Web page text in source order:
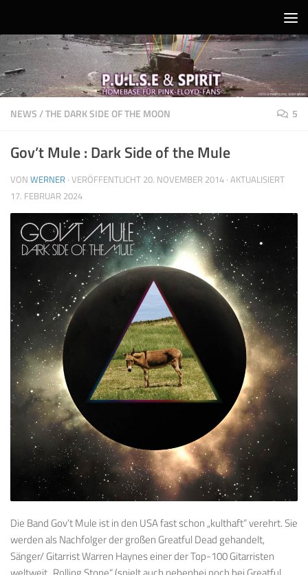
NEWS/THE DARK SIDE OF THE MOON 5
Gov’t Mule : Dark Side of the Mule
VON WERNER · VERÖFFENTLICHT 20. NOVEMBER 2014 · AKTUALISIERT
17. FEBRUAR 2024
Die Band Gov’t Mule ist in den USA fast schon „kulthaft“ verehrt. Sie
werden als Nachfolger der großen Greatful Dead gehandelt,
Sänger/ Gitarrist Warren Haynes einer der Top-100 Gitarristen